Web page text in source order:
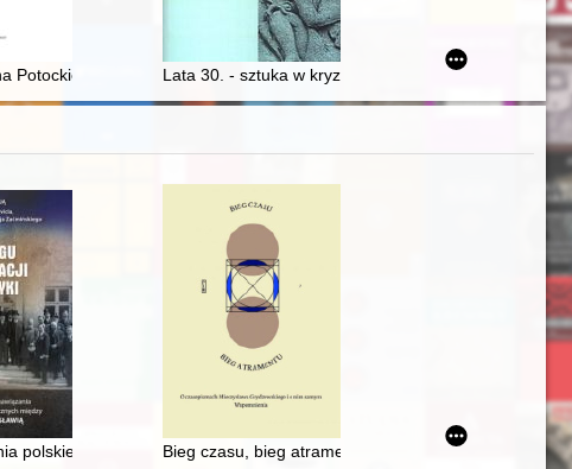
pruskich oraz socjalistycznego handlu
Potockiego do Chin w 1806 rLata 30. - sztuka w kryzysie czy nowy początek?
Pruskiej w świetle zasobu Archiwum Państwowego w Poznaniu
polskiego personelu lotniczego do wojny obronnej Jugosławii w 1941 r
Bieg czasu, bieg atramentu : o czasopismach